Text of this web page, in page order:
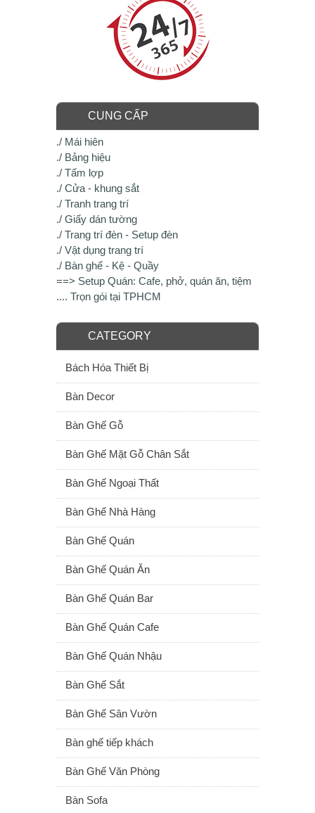
CUNG CẤP
./ Mái hiên
./ Bảng hiệu
./ Tấm lợp
./ Cửa - khung sắt
./ Tranh trang trí
./ Giấy dán tường
./ Trang trí đèn - Setup đèn
./ Vật dụng trang trí
./ Bàn ghế - Kệ - Quầy
==> Setup Quán: Cafe, phở, quán ăn, tiệm
.... Trọn gói tại TPHCM
CATEGORY
Bách Hóa Thiết Bị
Bàn Decor
Bàn Ghế Gỗ
Bàn Ghế Mặt Gỗ Chân Sắt
Bàn Ghế Ngoại Thất
Bàn Ghế Nhà Hàng
Bàn Ghế Quán
Bàn Ghế Quán Ăn
Bàn Ghế Quán Bar
Bàn Ghế Quán Cafe
Bàn Ghế Quán Nhậu
Bàn Ghế Sắt
Bàn Ghế Sân Vườn
Bàn ghế tiếp khách
Bàn Ghế Văn Phòng
Bàn Sofa